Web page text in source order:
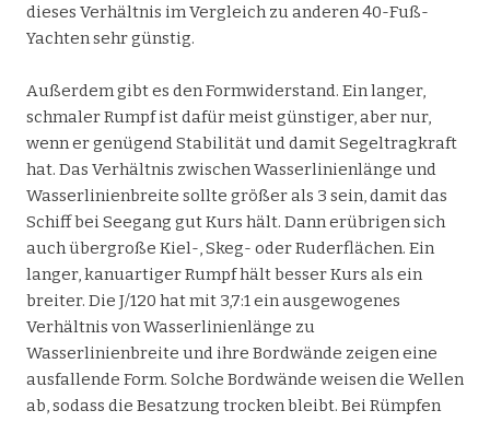
dieses Verhältnis im Vergleich zu anderen 40-Fuß-
Yachten sehr günstig.
Außerdem gibt es den Formwiderstand. Ein langer,
schmaler Rumpf ist dafür meist günstiger, aber nur,
wenn er genügend Stabilität und damit Segeltragkraft
hat. Das Verhältnis zwischen Wasserlinienlänge und
Wasserlinienbreite sollte größer als 3 sein, damit das
Schiff bei Seegang gut Kurs hält. Dann erübrigen sich
auch übergroße Kiel-, Skeg- oder Ruderflächen. Ein
langer, kanuartiger Rumpf hält besser Kurs als ein
breiter. Die J/120 hat mit 3,7:1 ein ausgewogenes
Verhältnis von Wasserlinienlänge zu
Wasserlinienbreite und ihre Bordwände zeigen eine
ausfallende Form. Solche Bordwände weisen die Wellen
ab, sodass die Besatzung trocken bleibt. Bei Rümpfen